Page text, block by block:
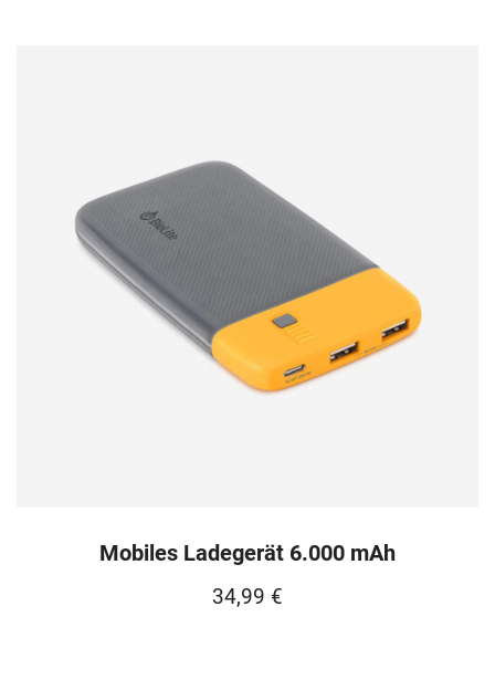
Mobiles Ladegerät 6.000 mAh
34,99 €